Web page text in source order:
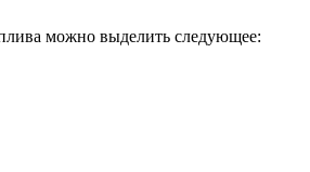
можно выделить следующее: